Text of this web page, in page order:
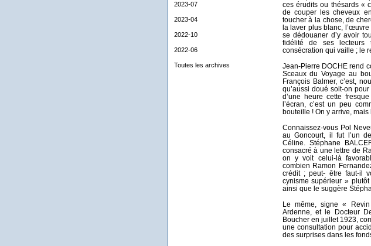
2023-07
2023-04
2022-10
2022-06
Toutes les archives
ces érudits ou thésards «
de couper les cheveux
toucher à la chose, de
la laver plus blanc,
se dédouaner d’y avoir
fidélité de ses lecteurs
consécration qui vaille ; le
Jean-Pierre DOCHE rend
Sceaux du Voyage au
François Balmer, c’est,
qu’aussi doué soit-on
d’une heure cette
l’écran, c’est un peu
bouteille ! On y arrive, mais
Connaissez-vous Pol
au Goncourt, il fut l’un
Céline. Stéphane
consacré à une lettre de
on y voit celui-là
combien Ramon
crédit ; peut- être faut-il
cynisme supérieur »
ainsi que le suggère
Le même, signe «
Ardenne, et le Docteur
Boucher en juillet 1923,
une consultation pour
des surprises dans les